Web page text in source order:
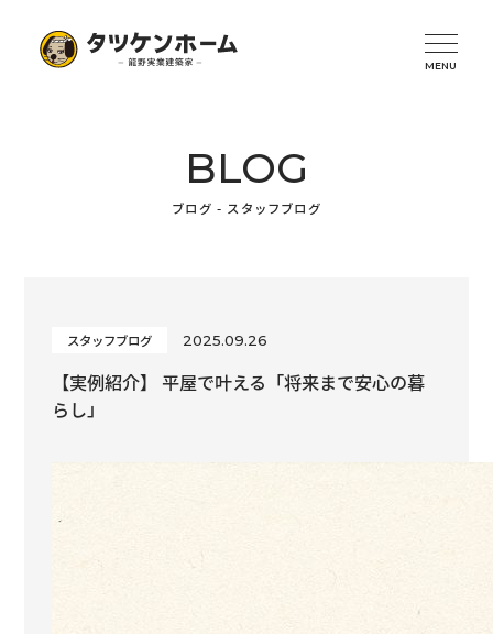
BLOG
ブログ - スタッフブログ
スタッフブログ 2025.09.26
【実例紹介】 平屋で叶える「将来まで安心の暮
らし」